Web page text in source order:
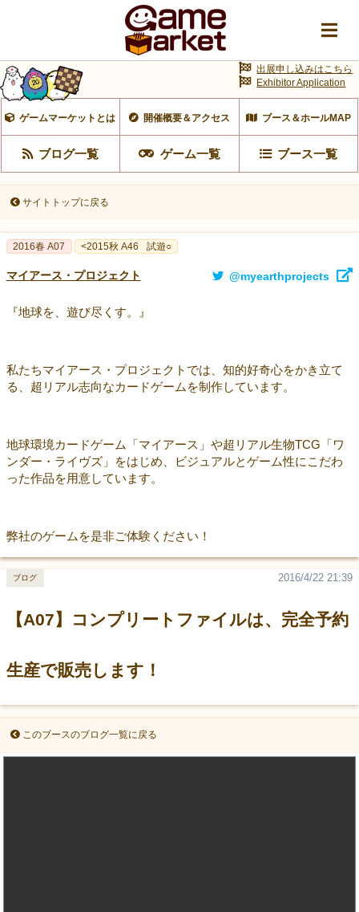
ゲームマーケットとは 開催概要＆アクセス ブース＆ホールMAP
ブログ一覧 ゲーム一覧 ブース一覧
出展申し込みはこちら
Exhibitor Application
サイトトップに戻る
2016春 A07 <2015秋 A46 試遊○
マイアース・プロジェクト @myearthprojects
『地球を、遊び尽くす。』
私たちマイアース・プロジェクトでは、知的好奇心をかき立て
る、超リアル志向なカードゲームを制作しています。
地球環境カードゲーム「マイアース」や超リアル生物TCG「ワ
ンダー・ライヴズ」をはじめ、ビジュアルとゲーム性にこだわ
った作品を用意しています。
弊社のゲームを是非ご体験ください！
【A07】コンプリートファイルは、完全予約
生産で販売します！
2016/4/22 21:39
ブログ
このブースのブログ一覧に戻る